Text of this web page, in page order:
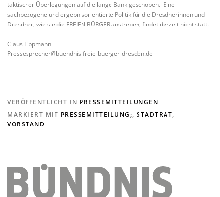
taktischer Überlegungen auf die lange Bank geschoben. Eine
sachbezogene und ergebnisorientierte Politik für die Dresdnerinnen und
Dresdner, wie sie die FREIEN BÜRGER anstreben, findet derzeit nicht statt.
Claus Lippmann
Pressesprecher@buendnis-freie-buerger-dresden.de
VERÖFFENTLICHT IN PRESSEMITTEILUNGEN
MARKIERT MIT PRESSEMITTEILUNG;, STADTRAT,
VORSTAND